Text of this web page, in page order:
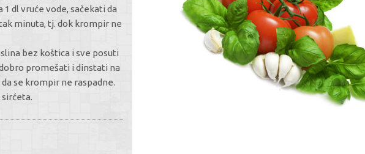
dl vruće vode, sačekati da
minuta, tj. dok krompir ne
bez koštica i sve posuti
promešati i dinstati na
se krompir ne raspadne.